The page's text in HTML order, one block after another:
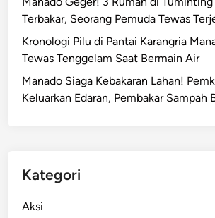
Terbakar, Seorang Pemuda Tewas
Kronologi Pilu di Pantai Karangria
Tewas Tenggelam Saat Bermain Air
Manado Siaga Kebakaran Lahan!
Keluarkan Edaran, Pembakar Sampah
Kategori
Aksi